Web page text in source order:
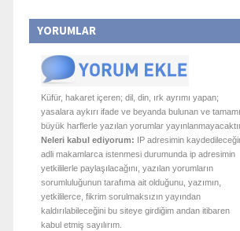
YORUMLAR
Küfür, hakaret içeren; dil, din, ırk ayrımı yapan;
yasalara aykırı ifade ve beyanda bulunan ve tamamı
büyük harflerle yazılan yorumlar
Neleri kabul ediyorum: IP adresimin
adli makamlarca istenmesi durumunda ip adresimin
yetkililerle paylaşılacağını, yazılan yorumların
sorumluluğunun tarafıma ait olduğunu, yazımın,
yetkililerce, fikrim sorulmaksızın yayından
kaldırılabileceğini bu siteye girdiğim andan itibaren
kabul etmiş sayılırım.